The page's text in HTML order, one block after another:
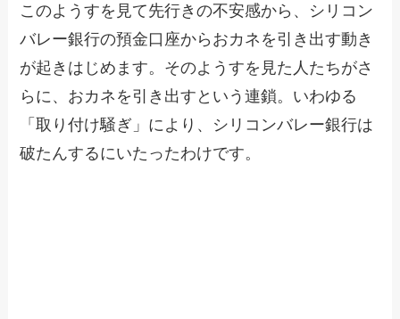
このようすを見て先行きの不安感から、シリコン
バレー銀行の預金口座からおカネを引き出す動き
が起きはじめます。そのようすを見た人たちがさ
らに、おカネを引き出すという連鎖。いわゆる
「取り付け騒ぎ」により、シリコンバレー銀行は
破たんするにいたったわけです。